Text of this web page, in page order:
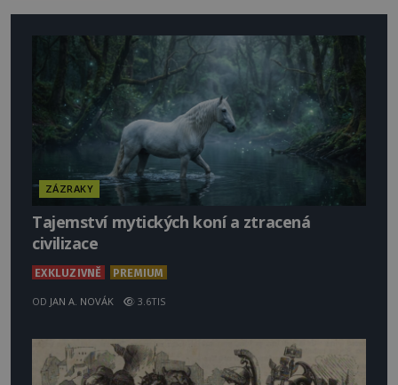
Myslíte si,
ZÁZRAKY
Tajemství mytických koní a ztracená
civilizace
EXKLUZIVNĚ PREMIUM
OD JAN A. NOVÁK 3.6TIS